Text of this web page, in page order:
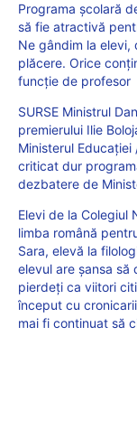
Programa școlară
să fie atractivă
Ne gândim la elevi,
plăcere. Orice
funcție de profesor
SURSE Ministrul
premierului Ilie
Ministerul
criticat dur
dezbatere de
Elevi de la Colegiul
limba română
Sara, elevă la
elevul are șansa să
pierdeți ca viitori
început cu
mai fi continuat să